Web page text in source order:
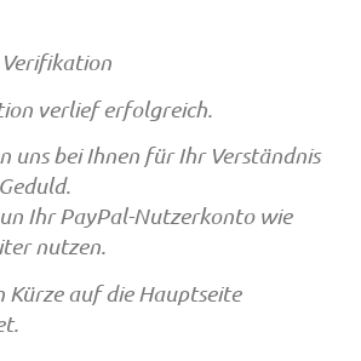
verlief erfolgreich.
uns bei Ihnen für Ihr Verständnis
Ihr PayPal-Nutzerkonto wie
nutzen.
Kürze auf die Hauptseite